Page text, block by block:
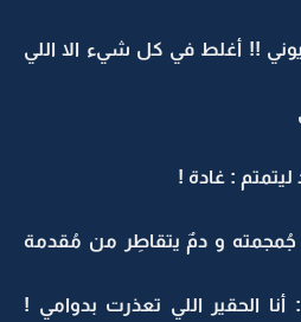
!! أغلط في كل شيء الا اللي
: غادة !
جُمجمته و دمٌ يتقاطِر من مُقدمة
الحقير اللي تعذرت بدوامي !